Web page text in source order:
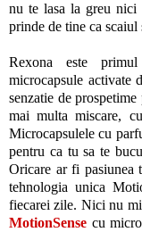
nu te lasa la greu nici
prinde de tine ca
Rexona este
microcapsule activate
senzatie de
mai multa miscare,
Microcapsulele cu
pentru ca tu sa te
Oricare ar fi pasiunea
tehnologia unica
fiecarei zile. Nici nu
MotionSense cu